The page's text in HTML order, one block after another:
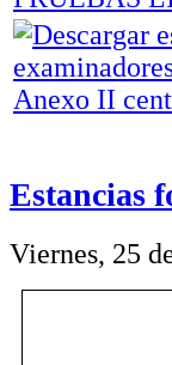
Anexo II
Estancias
Viernes, 25